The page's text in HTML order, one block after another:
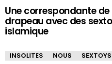
Une correspondante
drapeau avec des
islamique
INSOLITES NOUS SEXTOYS